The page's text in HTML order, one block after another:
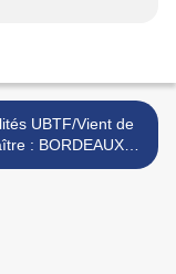
UBTF/Vient de
: BORDEAUX
capitale tauromachique >